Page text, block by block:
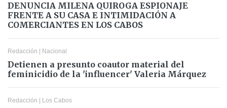
DENUNCIA MILENA QUIROGA ESPIONAJE
FRENTE A SU CASA E INTIMIDACIÓN A
COMERCIANTES EN LOS CABOS
Redacción Nacional
Detienen a presunto coautor material del
feminicidio de la 'influencer' Valeria Márquez
Redacción Los Cabos